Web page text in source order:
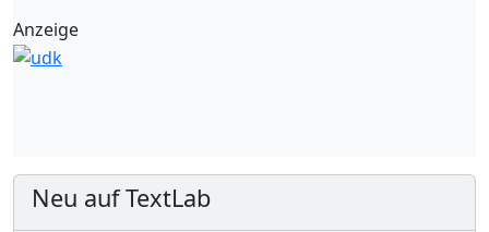
Anzeige
Neu auf TextLab